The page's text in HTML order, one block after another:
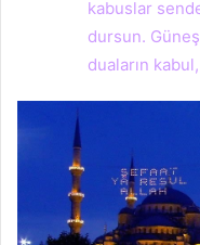
kabuslar
dursun.
duaların